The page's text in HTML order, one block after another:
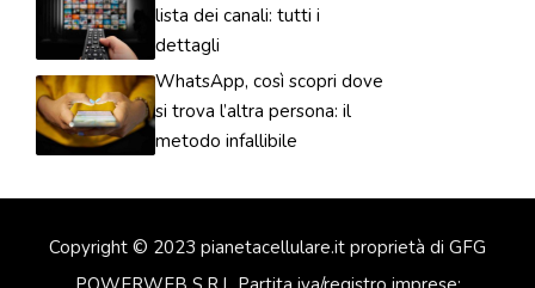
lista dei canali: tutti i
dettagli
WhatsApp, così scopri dove
si trova l’altra persona: il
metodo infallibile
Copyright © 2023 pianetacellulare.it proprietà di GFG